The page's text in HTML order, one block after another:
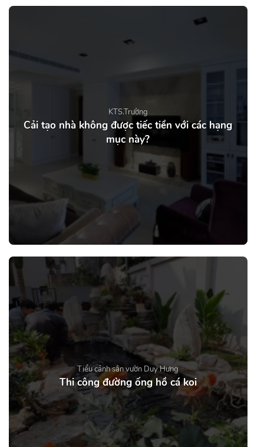
KTS.Trường
Cải tạo nhà không được tiếc tiền với các hạng
mục này?
Tiểu cảnh sân vườn Duy Hưng
Thi công đường ống hồ cá koi